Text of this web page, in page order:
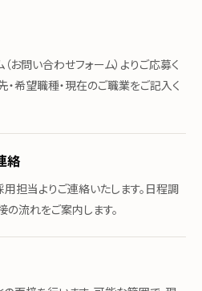
お問い合わせフォーム）よりご応募く
・希望職種・現在のご職業をご記入く
絡
担当よりご連絡いたします。日程調
の流れをご案内します。